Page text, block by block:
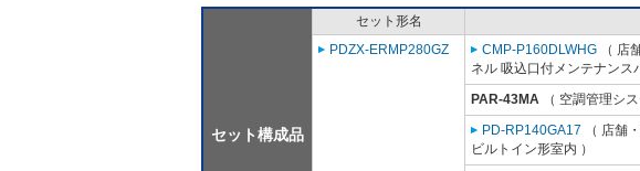
セット構成品
セット形名
PDZX-ERMP280GZ
CMP-P160DLWHG （ 店
ネル 吸込口付メンテナンス
PAR-43MA （ 空調管理シ
PD-RP140GA17 （ 店舗
ビルトイン形室内 ）